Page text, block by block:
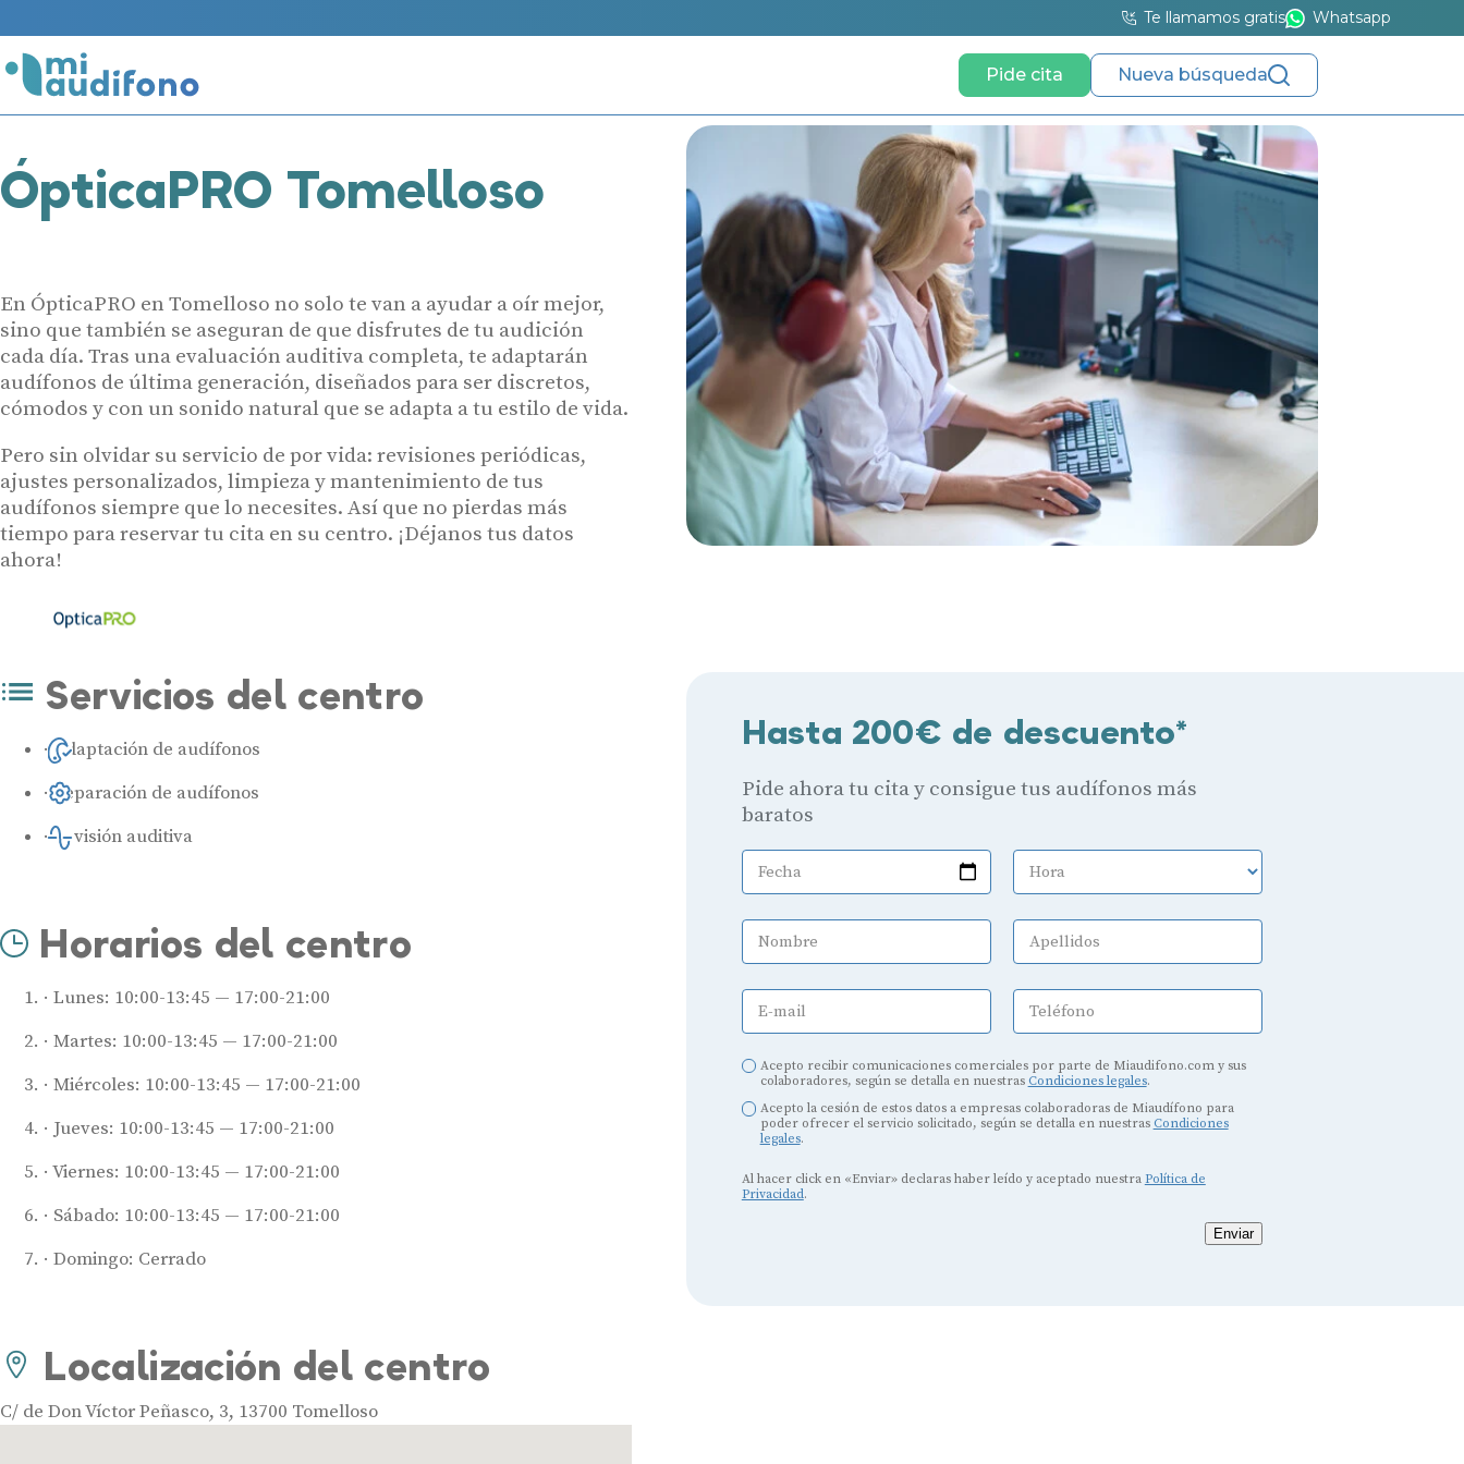
Te llamamos gratis Whatsapp
Pide cita Nueva búsqueda
ÓpticaPRO Tomelloso
En ÓpticaPRO en Tomelloso no solo te van a ayudar a oír mejor,
sino que también se aseguran de que disfrutes de tu audición
cada día. Tras una evaluación auditiva completa, te adaptarán
audífonos de última generación, diseñados para ser discretos,
cómodos y con un sonido natural que se adapta a tu estilo de vida.
Pero sin olvidar su servicio de por vida: revisiones periódicas,
ajustes personalizados, limpieza y mantenimiento de tus
audífonos siempre que lo necesites. Así que no pierdas más
tiempo para reservar tu cita en su centro. ¡Déjanos tus datos
ahora!
Hasta 200€ de descuento*
Pide ahora tu cita y consigue tus audífonos más
baratos
Fecha Hora
Nombre Apellidos
E-mail Teléfono
Acepto recibir comunicaciones comerciales por parte de Miaudifono.com y sus
colaboradores, según se detalla en nuestras Condiciones legales.
Acepto la cesión de estos datos a empresas colaboradoras de Miaudífono para
poder ofrecer el servicio solicitado, según se detalla en nuestras Condiciones
legales.
Al hacer click en «Enviar» declaras haber leído y aceptado nuestra Política de
Privacidad.
Enviar
Servicios del centro
Adaptación de audífonos
Reparación de audífonos
Revisión auditiva
Horarios del centro
Lunes: 10:00-13:45 — 17:00-21:00
Martes: 10:00-13:45 — 17:00-21:00
Miércoles: 10:00-13:45 — 17:00-21:00
Jueves: 10:00-13:45 — 17:00-21:00
Viernes: 10:00-13:45 — 17:00-21:00
Sábado: 10:00-13:45 — 17:00-21:00
Domingo: Cerrado
Localización del centro
C/ de Don Víctor Peñasco, 3, 13700 Tomelloso
Audífonos
Tipos de audífonos para la sordera